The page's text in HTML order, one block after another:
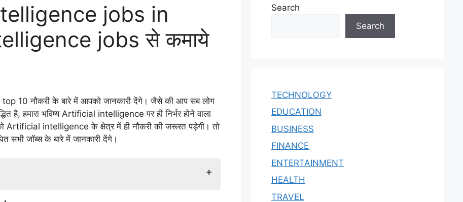
jobs in
jobs से कमाये
10 नौकरी के बारे में आपको जानकारी देंगे। जैसे की आप सब लोग
हमारा भविष्य Artificial intelligence पर ही निर्भर होने वाला
Artificial intelligence के क्षेत्र में ही नौकरी की जरूरत पड़ेगी। तो
जॉब्स के बारे में जानकारी देंगे।
Search
Search
TECHNOLOGY
EDUCATION
BUSINESS
FINANCE
ENTERTAINMENT
HEALTH
TRAVEL